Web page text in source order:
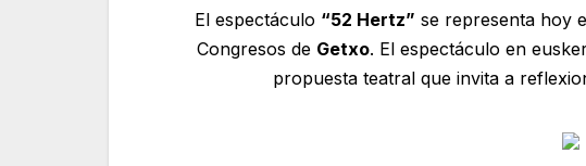
El espectáculo “52 Hertz” se representa hoy
Congresos de Getxo. El espectáculo en
propuesta teatral que invita a